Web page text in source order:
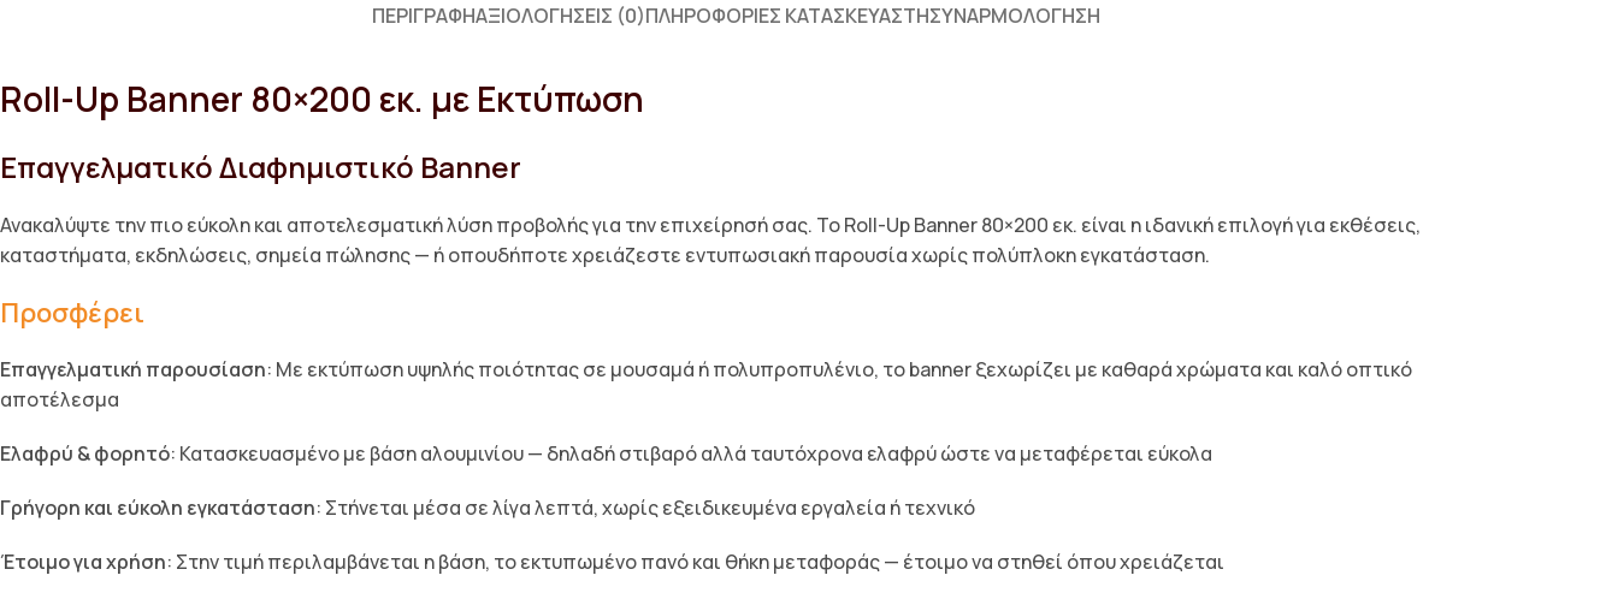
ΠΕΡΙΓΡΑΦΉΑΞΙΟΛΟΓΉΣΕΙΣ (0)ΠΛΗΡΟΦΟΡΊΕΣ ΚΑΤΑΣΚΕΥΑΣΤΉΣΥΝΑΡΜΟΛΌΓΗΣΗ
Roll-Up Banner 80×200 εκ. με Εκτύπωση
Επαγγελματικό Διαφημιστικό Banner
Ανακαλύψτε την πιο εύκολη και αποτελεσματική λύση προβολής για την επιχείρησή σας. Το Roll-Up Banner 80×200 εκ. είναι η ιδανική επιλογή για εκθέσεις,
καταστήματα, εκδηλώσεις, σημεία πώλησης — ή οπουδήποτε χρειάζεστε εντυπωσιακή παρουσία χωρίς πολύπλοκη εγκατάσταση.
Προσφέρει
Επαγγελματική παρουσίαση: Με εκτύπωση υψηλής ποιότητας σε μουσαμά ή πολυπροπυλένιο, το banner ξεχωρίζει με καθαρά χρώματα και καλό οπτικό
αποτέλεσμα
Ελαφρύ & φορητό: Κατασκευασμένο με βάση αλουμινίου — δηλαδή στιβαρό αλλά ταυτόχρονα ελαφρύ ώστε να μεταφέρεται εύκολα
Γρήγορη και εύκολη εγκατάσταση: Στήνεται μέσα σε λίγα λεπτά, χωρίς εξειδικευμένα εργαλεία ή τεχνικό
Έτοιμο για χρήση: Στην τιμή περιλαμβάνεται η βάση, το εκτυπωμένο πανό και θήκη μεταφοράς — έτοιμο να στηθεί όπου χρειάζεται